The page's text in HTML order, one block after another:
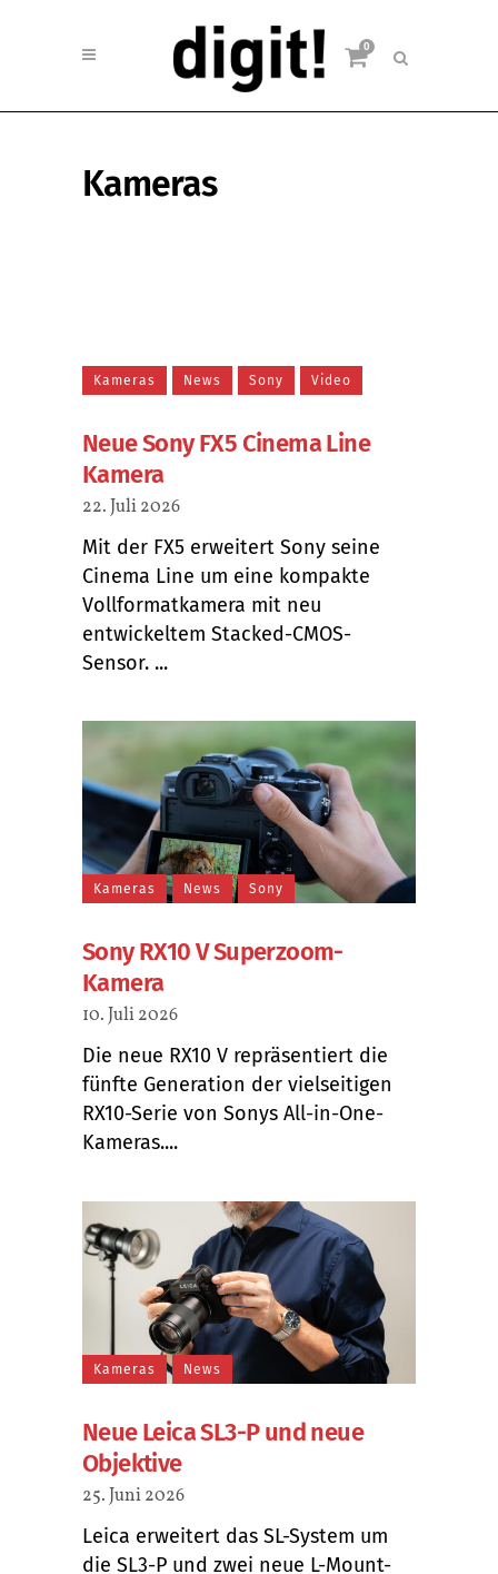
0
Kameras
Kameras News Sony Video
Neue Sony FX5 Cinema Line
Kamera
22. Juli 2026
Mit der FX5 erweitert Sony seine
Cinema Line um eine kompakte
Vollformatkamera mit neu
entwickeltem Stacked-CMOS-
Sensor. ...
Kameras News Sony
Sony RX10 V Superzoom-
Kamera
10. Juli 2026
Die neue RX10 V repräsentiert die
fünfte Generation der vielseitigen
RX10-Serie von Sonys All-in-One-
Kameras....
Kameras News
Neue Leica SL3-P und neue
Objektive
25. Juni 2026
Leica erweitert das SL-System um
die SL3-P und zwei neue L-Mount-